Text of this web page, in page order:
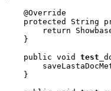
    @Override
protected
String
return
    }
public void
test
    }